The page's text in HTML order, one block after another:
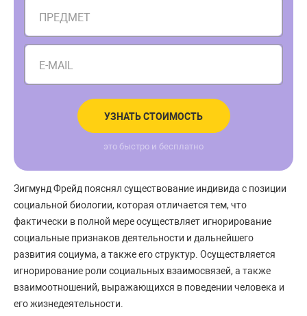
ПРЕДМЕТ
E-MAIL
УЗНАТЬ СТОИМОСТЬ
это быстро и бесплатно
Зигмунд Фрейд пояснял существование индивида с позиции
социальной биологии, которая отличается тем, что
фактически в полной мере осуществляет игнорирование
социальные признаков деятельности и дальнейшего
развития социума, а также его структур. Осуществляется
игнорирование роли социальных взаимосвязей, а также
взаимоотношений, выражающихся в поведении человека и
его жизнедеятельности.